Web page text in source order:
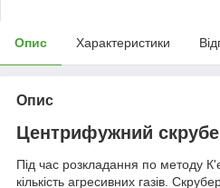
Опис Характеристики
Опис
Центрифужний
Під час розкладання по методу
кількість агресивних газів.